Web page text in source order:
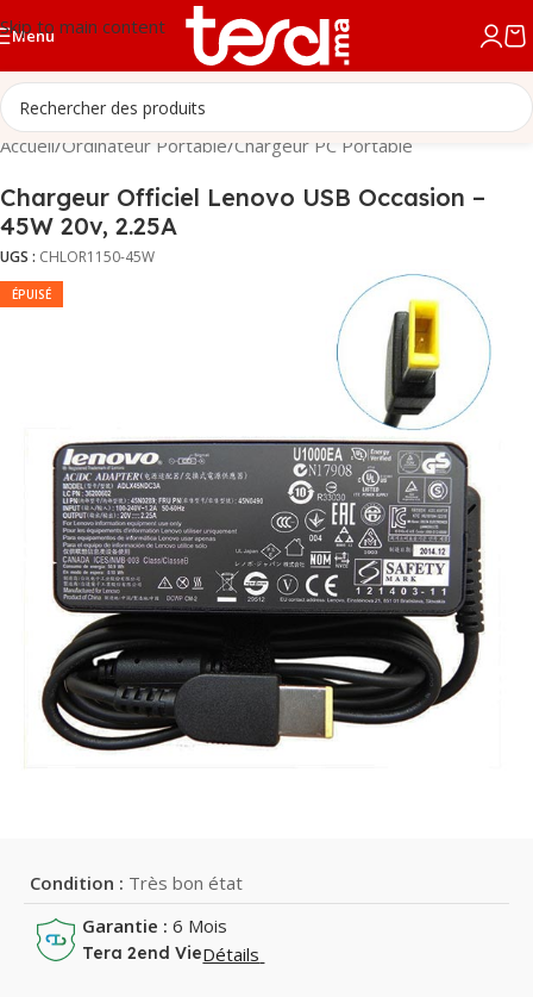
Skip to main content
Menu
Accueil/Ordinateur Portable/Chargeur PC Portable
Chargeur Officiel Lenovo USB Occasion –
45W 20v, 2.25A
UGS : CHLOR1150-45W
ÉPUISÉ
Condition : Très bon état
Garantie : 6 Mois
Tera 2end VieDétails